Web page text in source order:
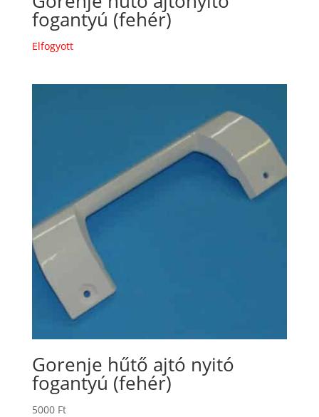
fogantyú (fehér)
Elfogyott
Gorenje hűtő ajtó nyitó
fogantyú (fehér)
5000 Ft